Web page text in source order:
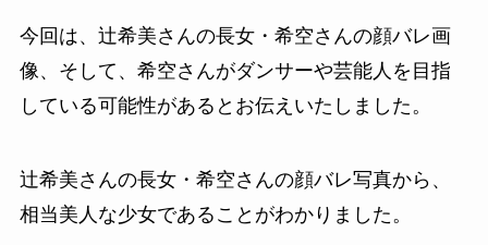
今回は、辻希美さんの長女・希空さんの顔バレ画
像、そして、希空さんがダンサーや芸能人を目指
している可能性があるとお伝えいたしました。
辻希美さんの長女・希空さんの顔バレ写真から、
相当美人な少女であることがわかりました。